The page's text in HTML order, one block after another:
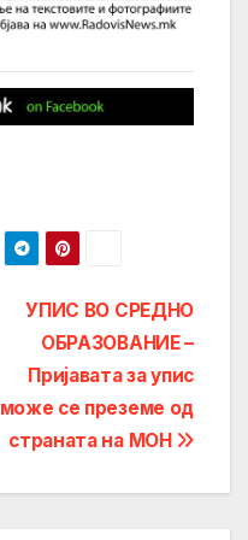
УПИС ВО СРЕДНО
ОБРАЗОВАНИЕ –
Пријавата за упис
може се преземе од
страната на МОН